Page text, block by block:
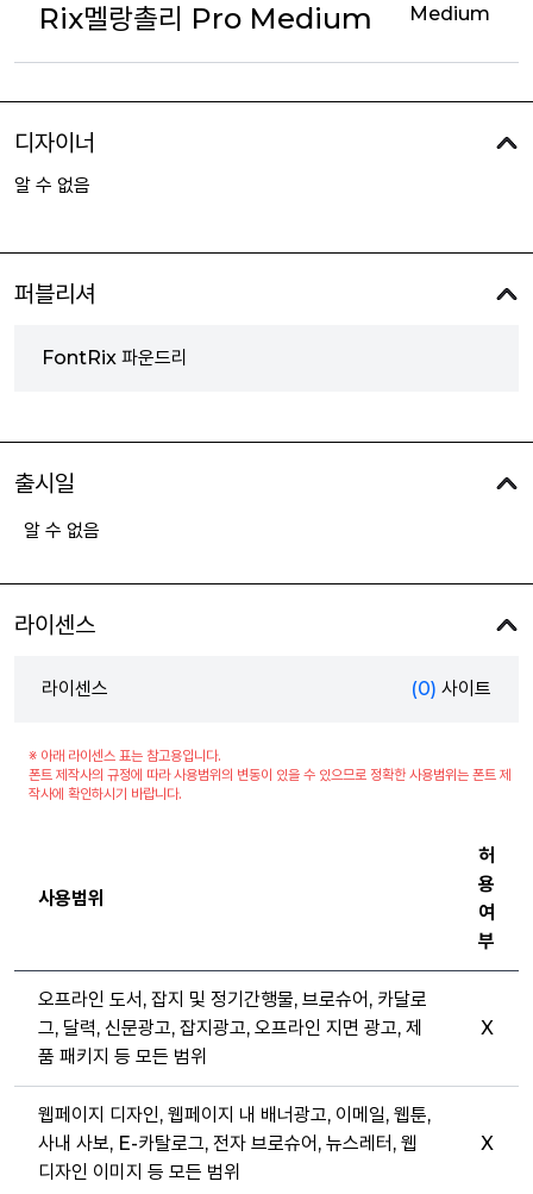
Rix멜랑촐리 Pro Medium Medium
디자이너
알 수 없음
퍼블리셔
FontRix 파운드리
출시일
알 수 없음
라이센스
라이센스 (0) 사이트
※ 아래 라이센스 표는 참고용입니다.
폰트 제작사의 규정에 따라 사용범위의 변동이 있을 수 있으므로 정확한 사용범위는 폰트 제
작사에 확인하시기 바랍니다.
사용범위
허
용
여
부
오프라인 도서, 잡지 및 정기간행물, 브로슈어, 카달로
그, 달력, 신문광고, 잡지광고, 오프라인 지면 광고, 제
품 패키지 등 모든 범위
X
웹페이지 디자인, 웹페이지 내 배너광고, 이메일, 웹툰,
사내 사보, E-카탈로그, 전자 브로슈어, 뉴스레터, 웹
디자인 이미지 등 모든 범위
X